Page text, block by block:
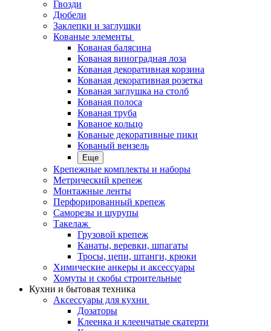
Гвозди
Дюбели
Заклепки и заглушки
Кованые элементы
Кованая балясина
Кованая виноградная лоза
Кованая декоративная корзина
Кованая декоративная розетка
Кованая заглушка на столб
Кованая полоса
Кованая труба
Кованое кольцо
Кованые декоративные пики
Кованый вензель
Еще
Крепежные комплекты и наборы
Метрический крепеж
Монтажные ленты
Перфорированный крепеж
Саморезы и шурупы
Такелаж
Грузовой крепеж
Канаты, веревки, шпагаты
Тросы, цепи, штанги, крюки
Химические анкеры и аксессуары
Хомуты и скобы строительные
Кухни и бытовая техника
Аксессуары для кухни
Дозаторы
Клеенка и клеенчатые скатерти